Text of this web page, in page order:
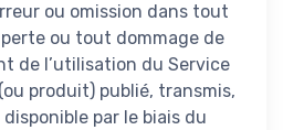
ou omission dans tout
ou tout dommage de
de l’utilisation du Service
produit) publié, transmis,
par le biais du